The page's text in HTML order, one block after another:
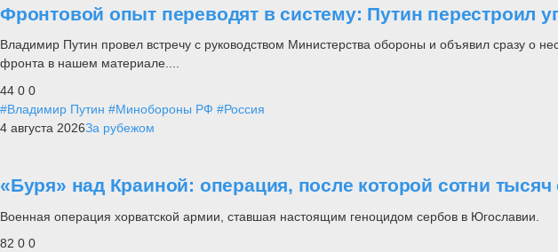
Фронтовой опыт переводят в систему: Путин
Владимир Путин провел встречу с руководством Министерства обороны и объявил сразу о
фронта в нашем материале....
44 0 0
#Владимир Путин #Минобороны РФ #Россия
4 августа 2026За рубежом
«Буря» над Краиной: операция, после которой сотни
Военная операция хорватской армии, ставшая настоящим геноцидом сербов в Югославии.
82 0 0